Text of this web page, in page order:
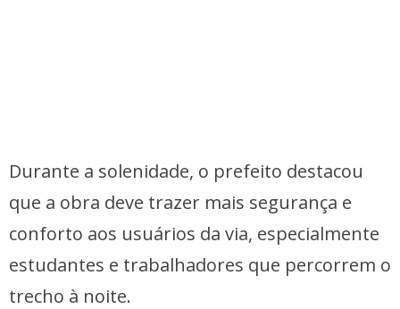
Durante a solenidade, o prefeito destacou
que a obra deve trazer mais segurança e
conforto aos usuários da via, especialmente
estudantes e trabalhadores que percorrem o
trecho à noite.